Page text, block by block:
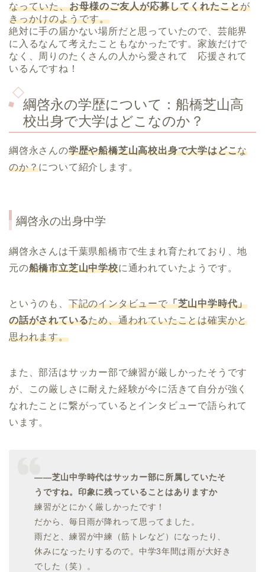
なっていた、お母様のご友人が応募してくれたことが
きっかけのようです。
絶対に手の届かない場所だと思っていたので、芸能界
に入るなんて考えたこともなかったです。 家族だけで
なく、周りのたくさんの人から愛されて 応援されて
いるんですね！
綱啓永の学歴について：船橋芝山高
校出身で大学はどこなのか？
綱啓永さんの学歴や船橋芝山高校出身で大学はどこな
のか？について紹介します。
綱啓永の出身中学
綱啓永さんは千葉県船橋市で生まれ育たれており、地
元の船橋市立芝山中学校に通われていたようです。
というのも、 下記のインタビューで「芝山中学時代」
の話がされているため、通われていたことは確実かと
思われます。
また、部活はサッカー部で練習が厳しかったそうです
が、この厳しさに耐えた経験が今に活きて自分が強く
なれたことに繋がっているとインタビューで語られて
います。
――芝山中学時代はサッカー部に所属していたそ
うですね。印象に残っていることはありますか
練習がとにかく厳しかったです！
だから、毎日雨が降れって思ってました。
雨だと、練習が中練（筋トレなど）になったり、
休みになったりするので。中学3年間は雨が大好き
でした（笑）。